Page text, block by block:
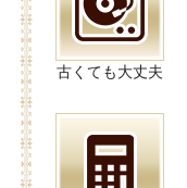
古くても大丈夫